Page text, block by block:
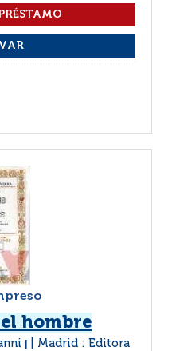
hombre
Madrid : Editora